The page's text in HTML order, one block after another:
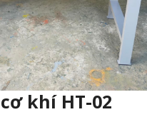
khí HT-02